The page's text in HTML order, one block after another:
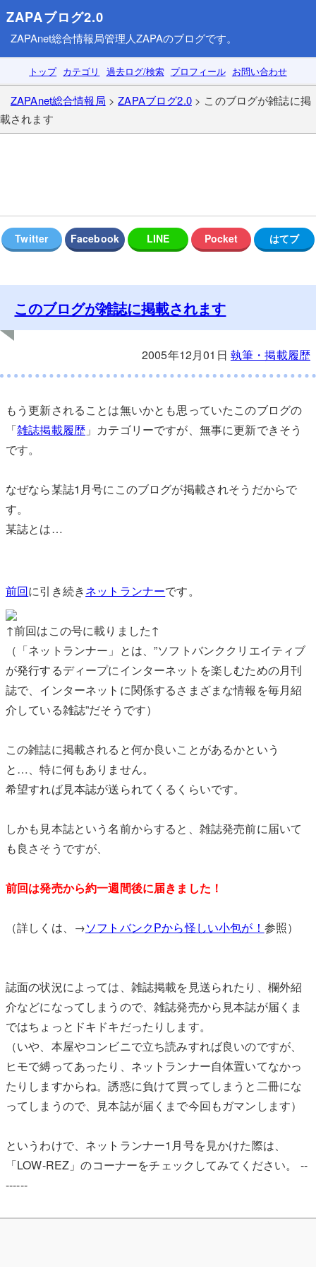
ZAPAブログ2.0
ZAPAnet総合情報局管理人ZAPAのブログです。
トップ カテゴリ 過去ログ/検索 プロフィール お問い合わせ
ZAPAnet総合情報局 >ZAPAブログ2.0> このブログが雑誌に掲
載されます
このブログが雑誌に掲載されます
2005年12月01日 執筆・掲載履歴
もう更新されることは無いかとも思っていたこのブログの
「雑誌掲載履歴 」カテゴリーですが、無事に更新できそう
です。
なぜなら某誌1月号にこのブログが掲載されそうだからで
す。
某誌とは…
前回に引き続きネットランナーです。
↑前回はこの号に載りました↑
（「ネットランナー」とは、”ソフトバンククリエイティブ
が発行するディープにインターネットを楽しむための月刊
誌で、インターネットに関係するさまざまな情報を毎月紹
介している雑誌”だそうです）
この雑誌に掲載されると何か良いことがあるかという
と…、特に何もありません。
希望すれば見本誌が送られてくるくらいです。
しかも見本誌という名前からすると、雑誌発売前に届いて
も良さそうですが、
前回は発売から約一週間後に届きました！
（詳しくは、→ソフトバンクPから怪しい小包が！ 参照）
誌面の状況によっては、雑誌掲載を見送られたり、欄外紹
介などになってしまうので、雑誌発売から見本誌が届くま
ではちょっとドキドキだったりします。
（いや、本屋やコンビニで立ち読みすれば良いのですが、
ヒモで縛ってあったり、ネットランナー自体置いてなかっ
たりしますからね。誘惑に負けて買ってしまうと二冊にな
ってしまうので、見本誌が届くまで今回もガマンします）
というわけで、ネットランナー1月号を見かけた際は、
「LOW-REZ」のコーナーをチェックしてみてください。 --
------